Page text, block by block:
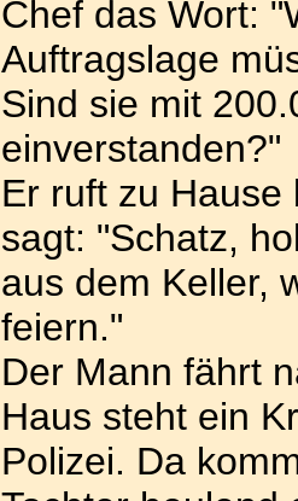
Chef das Wort:
Auftragslage
Sind sie mit
einverstanden?"
Er ruft zu
sagt: "Schatz,
aus dem Keller,
feiern."
Der Mann fährt
Haus steht ein
Polizei. Da